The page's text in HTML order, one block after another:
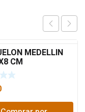
MEDELLIN
CM